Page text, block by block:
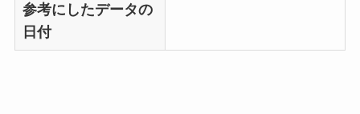
参考にしたデータの
日付